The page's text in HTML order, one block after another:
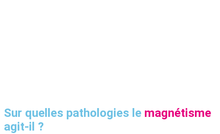
Sur quelles pathologies le magnétisme
agit-il ?